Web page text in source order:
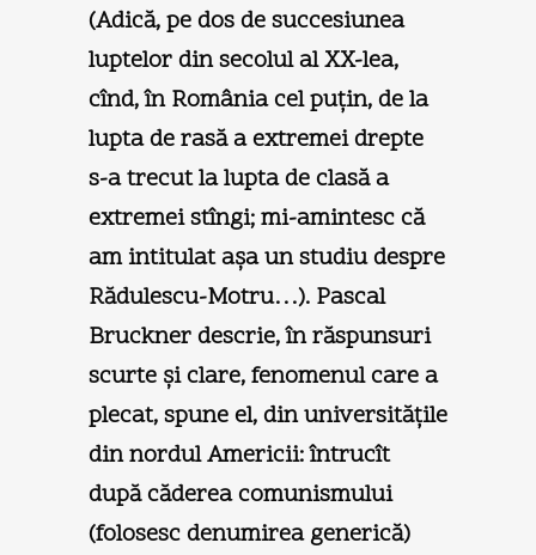
(Adică, pe dos de succesiunea
luptelor din secolul al XX-lea,
cînd, în România cel puţin, de la
lupta de rasă a extremei drepte
s-a trecut la lupta de clasă a
extremei stîngi; mi-amintesc că
am intitulat aşa un studiu despre
Rădulescu-Motru…). Pascal
Bruckner descrie, în răspunsuri
scurte şi clare, fenomenul care a
plecat, spune el, din universităţile
din nordul Americii: întrucît
după căderea comunismului
(folosesc denumirea generică)